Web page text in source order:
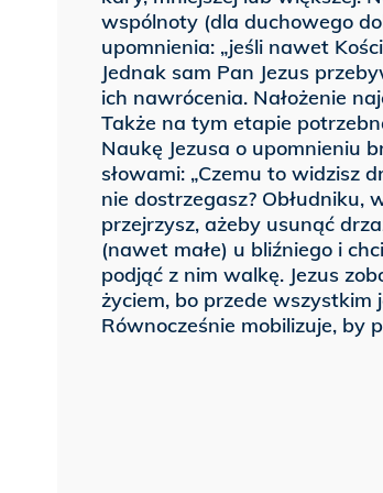
wspólnoty (dla duchowego
upomnienia: „jeśli nawet
Jednak sam Pan Jezus
ich nawrócenia. Nałożenie
Także na tym etapie
Naukę Jezusa o upomnieniu
słowami: „Czemu to widzisz
nie dostrzegasz?
przejrzysz, ażeby usunąć
(nawet małe) u bliźniego i
podjąć z nim walkę. Jezus
życiem, bo przede wszystkim
Równocześnie mobilizuje, by